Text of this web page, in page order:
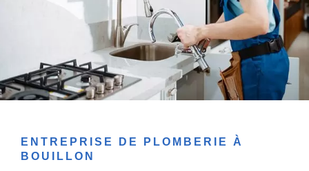
ENTREPRISE DE PLOMBERIE À
BOUILLON